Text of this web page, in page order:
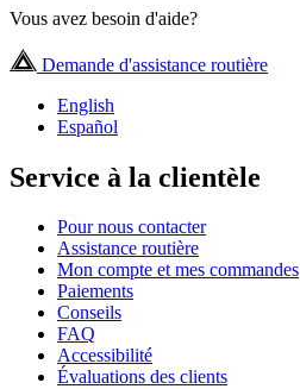
Vous avez besoin d'aide?
Demande d'assistance routière
English
Español
Service à la clientèle
Pour nous contacter
Assistance routière
Mon compte et mes commandes
Paiements
Conseils
FAQ
Accessibilité
Évaluations des clients